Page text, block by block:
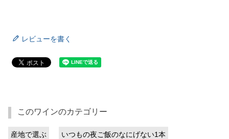
レビューを書く
このワインのカテゴリー
産地で選ぶ いつもの夜ご飯のなにげない1本